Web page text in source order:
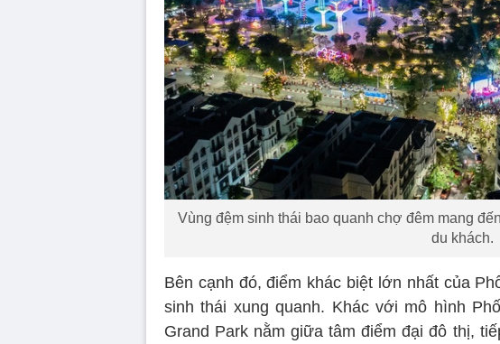
Vùng đệm sinh thái bao quanh chợ đêm mang
du khách.
Bên cạnh đó, điểm khác biệt lớn nhất của
sinh thái xung quanh. Khác với mô hình
Grand Park nằm giữa tâm điểm đại đô thị,